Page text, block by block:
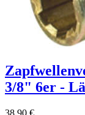
3/8" 6er -
38,90 €